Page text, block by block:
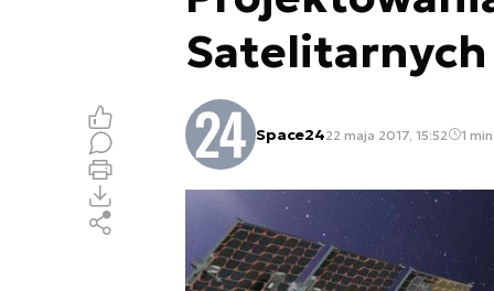
Satelitarnych
Space2422 maja 2017, 15:52 1